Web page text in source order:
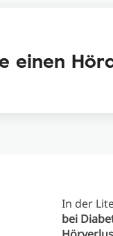
einen
In der
bei